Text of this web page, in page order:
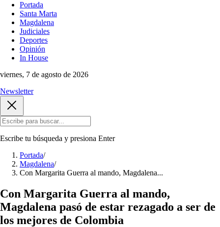
Portada
Santa Marta
Magdalena
Judiciales
Deportes
Opinión
In House
viernes, 7 de agosto de 2026
Newsletter
Escribe tu búsqueda y presiona Enter
Portada/
Magdalena/
Con Margarita Guerra al mando, Magdalena...
Con Margarita Guerra al mando,
Magdalena pasó de estar rezagado a ser de
los mejores de Colombia